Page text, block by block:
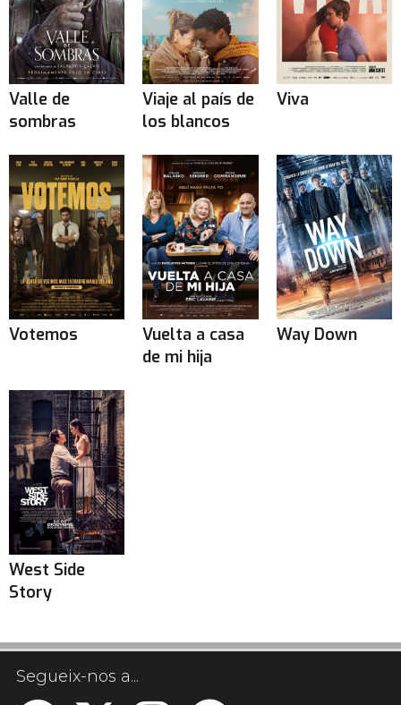
Valle de
sombras
Viaje al país de
los blancos
Viva
Votemos
Vuelta a casa
de mi hija
Way Down
West Side
Story
Segueix-nos a...